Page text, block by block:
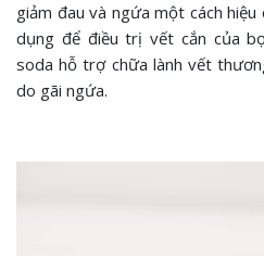
giảm đau và ngứa một cách
dụng để điều trị vết cắn của
soda hỗ trợ chữa lành vết
do gãi ngứa.